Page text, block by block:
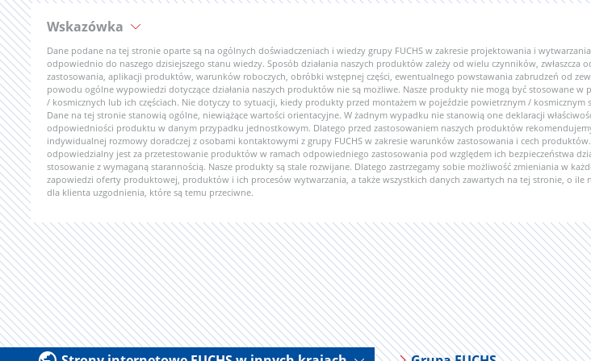
Wskazówka
Dane podane na tej stronie oparte są na ogólnych doświadczeniach i wiedzy grupy FUCHS w zakresie projektowania i
odpowiednio do naszego dzisiejszego stanu wiedzy. Sposób działania naszych produktów zależy od wielu czynników, zwłaszcza
zastosowania, aplikacji produktów, warunków roboczych, obróbki wstępnej części, ewentualnego powstawania zabrudzeń od
powodu ogólne wypowiedzi dotyczące działania naszych produktów nie są możliwe. Nasze produkty nie mogą być stosowane w
/ kosmicznych lub ich częściach. Nie dotyczy to sytuacji, kiedy produkty przed montażem w pojeździe powietrznym / kosmicznym
Dane na tej stronie stanowią ogólne, niewiążące wartości orientacyjne. W żadnym wypadku nie stanowią one deklaracji
odpowiedniości produktu w danym przypadku jednostkowym. Dlatego przed zastosowaniem naszych produktów
indywidualnej rozmowy doradczej z osobami kontaktowymi z grupy FUCHS w zakresie warunków zastosowania i cech
odpowiedzialny jest za przetestowanie produktów w ramach odpowiedniego zastosowania pod względem ich bezpieczeństwa
stosowanie z wymaganą starannością. Nasze produkty są stale rozwijane. Dlatego zastrzegamy sobie możliwość zmieniania w
zapowiedzi oferty produktowej, produktów i ich procesów wytwarzania, a także wszystkich danych zawartych na tej stronie, o ile
dla klienta uzgodnienia, które są temu przeciwne.